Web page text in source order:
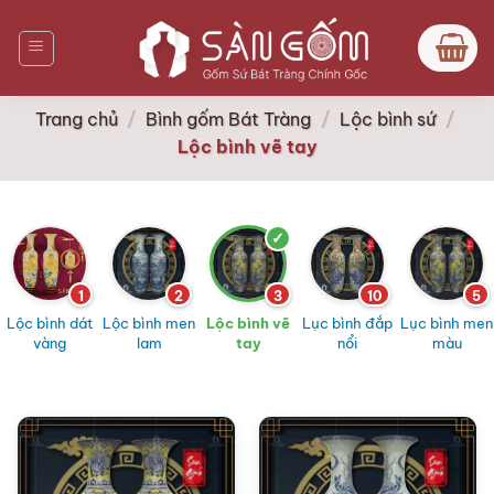
qua
nội
dung
Trang chủ / Bình gốm Bát Tràng / Lộc bình sứ /
Lộc bình vẽ tay
1
Lộc bình dát
vàng
2
Lộc bình men
lam
3
Lộc bình vẽ
tay
10
Lục bình đắp
nổi
5
Lục bình men
màu